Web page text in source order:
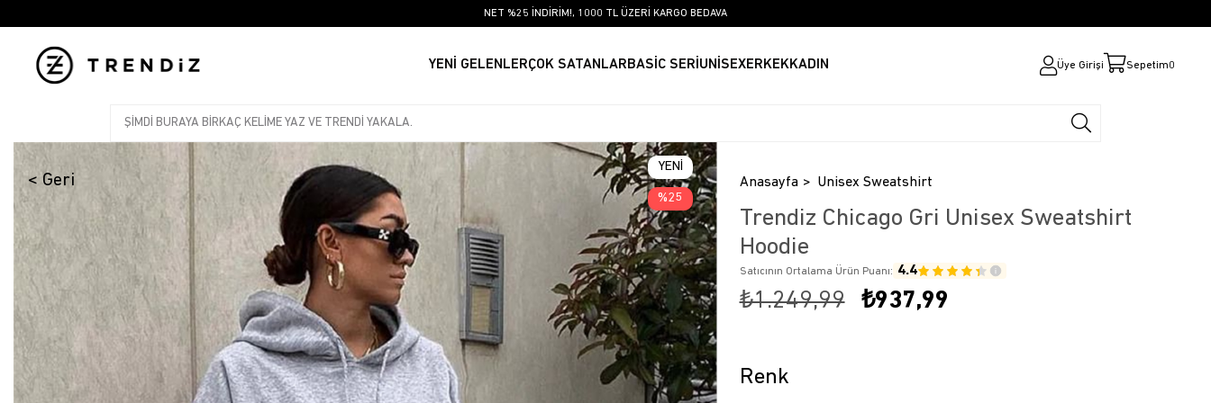
NET %25 İNDİRİM!, 1000 TL ÜZERİ KARGO BEDAVA
YENİ GELENLERÇOK SATANLARBASİC SERİ UNİSEXERKEKKADIN Üye Girişi Sepetim0
YENI
ÜRÜN
25
Anasayfa Unisex Sweatshirt
Trendiz Chicago Gri Unisex Sweatshirt
Hoodie
Satıcının Ortalama Ürün Puanı: 4.4
₺1.249,99 ₺937,99